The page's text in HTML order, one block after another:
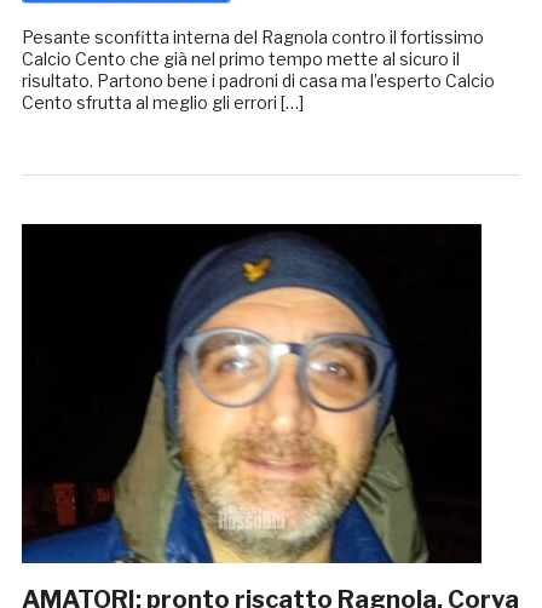
Pesante sconfitta interna del Ragnola contro il fortissimo
Calcio Cento che già nel primo tempo mette al sicuro il
risultato. Partono bene i padroni di casa ma l’esperto Calcio
Cento sfrutta al meglio gli errori […]
AMATORI: pronto riscatto Ragnola, Corva